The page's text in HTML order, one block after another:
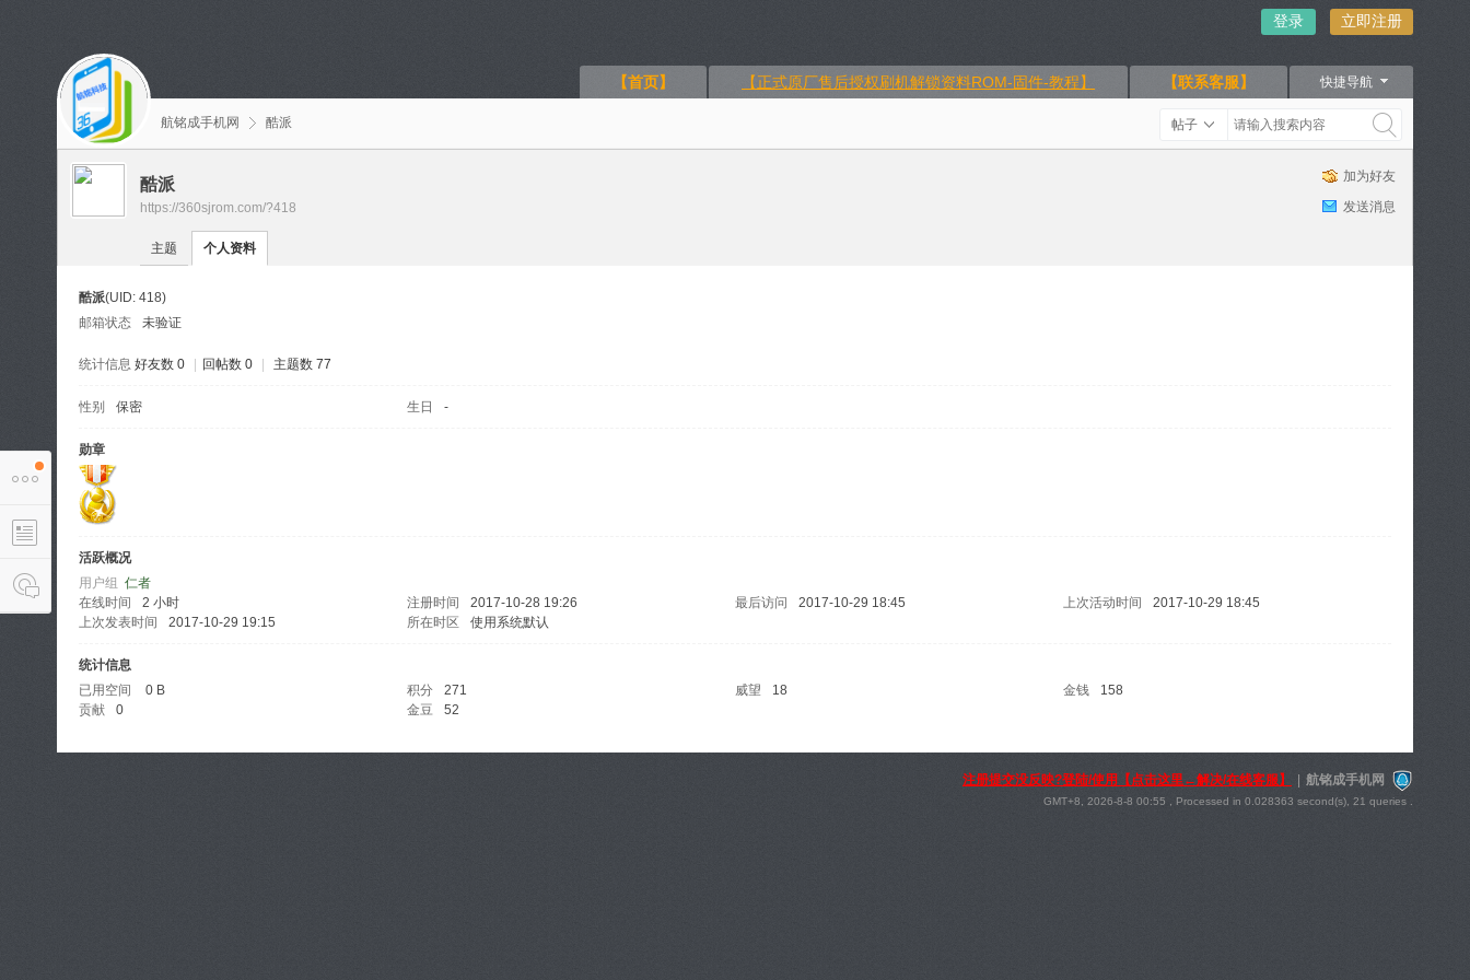
登录 立即注册
快捷导航
【联系客服】
【正式原厂售后授权刷机解锁资料ROM-固件-教程】
【首页】
航铭成手机网 酷派 帖子
加为好友
发送消息
酷派
https://360sjrom.com/?418
主题 个人资料
酷派(UID: 418)
邮箱状态
未验证
统计信息 好友数 0 回帖数 0 主题数 77
性别 保密 生日 -
勋章
活跃概况
用户组 仁者
在线时间
2 小时 注册时间 2017-10-28 19:26 最后访问 2017-10-29 18:45 上次活动时间
2017-10-29 18:45
上次发表时间
2017-10-29 19:15 所在时区 使用系统默认
统计信息
已用空间
0 B 积分 271 威望 18 金钱
158
贡献
0 金豆 52
注册提交没反映?登陆/使用【点击这里←解决/在线客服】 航铭成手机网
GMT+8, 2026-8-8 00:55 , Processed in 0.028363 second(s), 21 queries .